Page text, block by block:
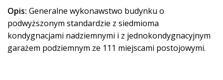
Opis: Generalne wykonawstwo budynku o
podwyższonym standardzie z siedmioma
kondygnacjami nadziemnymi i z jednokondygnacyjnym
garażem podziemnym ze 111 miejscami postojowymi.